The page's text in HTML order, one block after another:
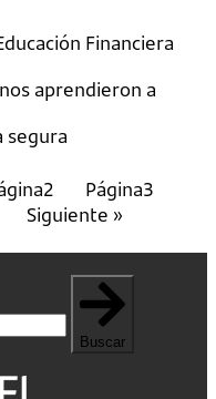
Financiera
aprendieron a
segura
2 Página3
Siguiente »
Buscar